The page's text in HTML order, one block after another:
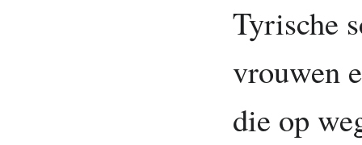
Tyrische
vrouwen
die op